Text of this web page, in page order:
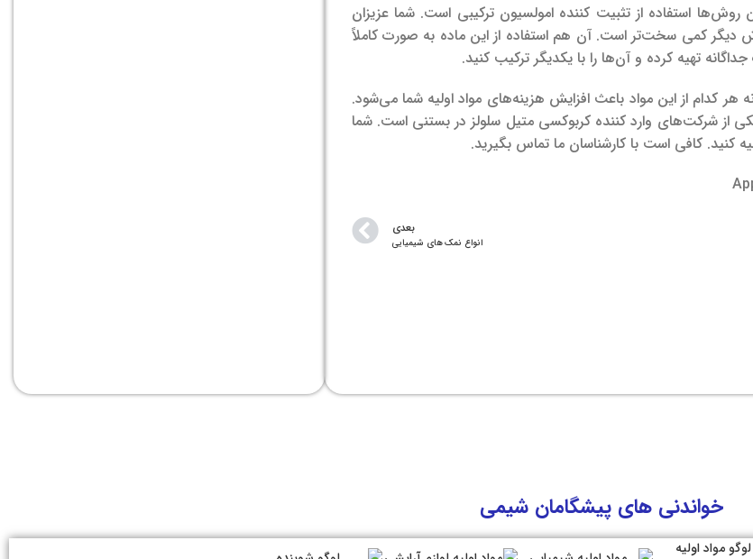
استفاده از تثبیت کننده امولسیون ترکیبی است. شما عزیزان
دیگر کمی سخت‌تر است. آن هم استفاده از این ماده به صورت کاملاً
تهیه کرده و آن‌ها را با یکدیگر ترکیب کنید.
کدام از این مواد باعث افزایش هزینه‌های مواد اولیه شما می‌شود.
از شرکت‌های وارد کننده کربوکسی متیل سلولز در بستنی است. شما
کنید. کافی است با کارشناسان ما تماس بگیرید.
بعدی
انواع نمک های شیمیایی
خواندنی های پیشگامان شیمی